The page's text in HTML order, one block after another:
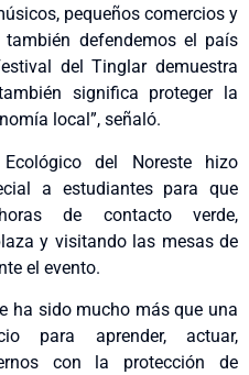
pequeños comercios y
defendemos el país
del Tinglar demuestra
significa proteger la
local”, señaló.
del Noreste hizo
a estudiantes para que
de contacto verde,
y visitando las mesas de
el evento.
ha sido mucho más que una
para aprender, actuar,
con la protección de